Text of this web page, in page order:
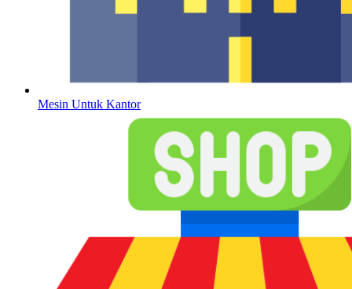
Mesin Untuk Kantor